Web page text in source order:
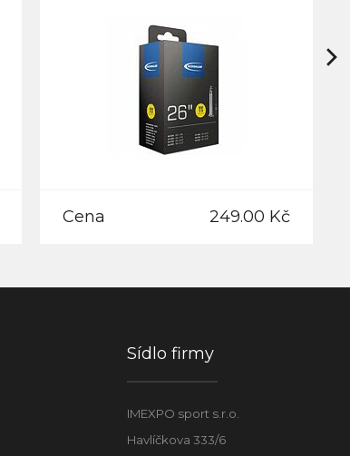
Cena 249.00 Kč
Sídlo firmy
IMEXPO sport s.r.o.
Havlíčkova 333/6